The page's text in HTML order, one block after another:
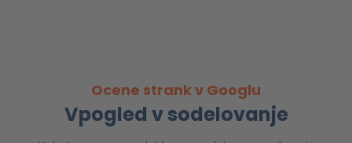
Ocene strank v Googlu
Vpogled v sodelovanje